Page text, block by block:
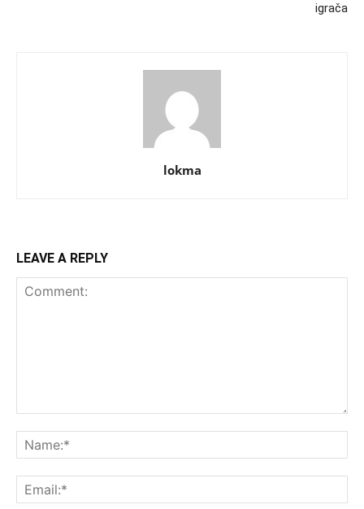
igrača
lokma
LEAVE A REPLY